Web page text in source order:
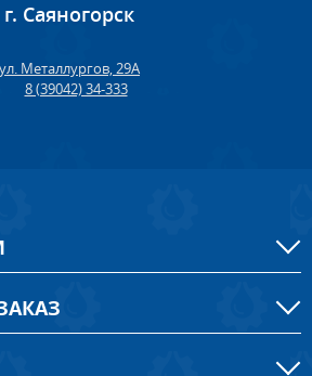
г. Саяногорск
ул. Металлургов, 29А
8 (39042) 34-333